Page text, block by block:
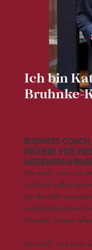
Ich bin
Bruhnke-
BUSINESS
FRÜHERE VICE
Ich weiß, wie sich
und hab selbst
die Realität
unkontrollierbaren
Wunsch, immer
Ich weiß, wie man